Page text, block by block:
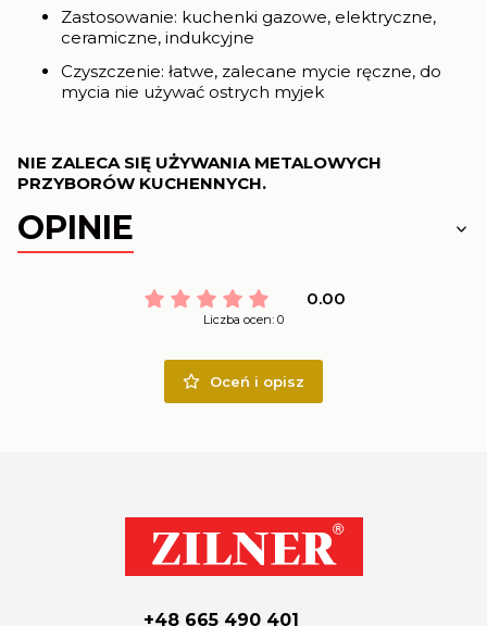
Zastosowanie: kuchenki gazowe, elektryczne,
ceramiczne, indukcyjne
Czyszczenie: łatwe, zalecane mycie ręczne, do
mycia nie używać ostrych myjek
NIE ZALECA SIĘ UŻYWANIA METALOWYCH
PRZYBORÓW KUCHENNYCH.
OPINIE
0.00
Liczba ocen: 0
Oceń i opisz
+48 665 490 401